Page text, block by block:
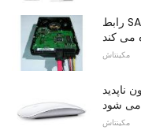
رابط SATA: چه چیزی است و کدام مکینتاش از آن
می کند
مکینتاش
ناپدید
می شود
مکینتاش